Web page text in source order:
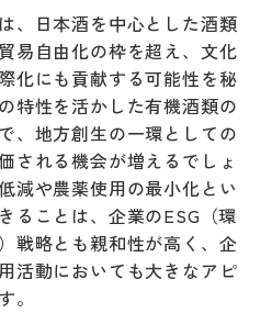
、日本酒を中心とした酒類
易自由化の枠を超え、文化
化にも貢献する可能性を秘
特性を活かした有機酒類の
、地方創生の一環としての
される機会が増えるでしょ
減や農薬使用の最小化とい
ることは、企業のESG（環
戦略とも親和性が高く、企
活動においても大きなアピ
。